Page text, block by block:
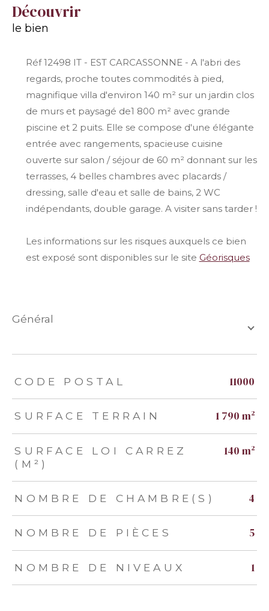
découvrir
le bien
Réf 12498 IT - EST CARCASSONNE - A l'abri des
regards, proche toutes commodités à pied,
magnifique villa d'environ 140 m² sur un jardin clos
de murs et paysagé de1 800 m² avec grande
piscine et 2 puits. Elle se compose d'une élégante
entrée avec rangements, spacieuse cuisine
ouverte sur salon / séjour de 60 m² donnant sur les
terrasses, 4 belles chambres avec placards /
dressing, salle d'eau et salle de bains, 2 WC
indépendants, double garage. A visiter sans tarder !
Les informations sur les risques auxquels ce bien
est exposé sont disponibles sur le site Géorisques
général
TRAD_ZEPHYR_Caracteristique TRAD_ZEPHYR_Valeurs
CODE POSTAL 11000
SURFACE TERRAIN 1 790 m²
SURFACE LOI CARREZ
(M²)
140 m²
NOMBRE DE CHAMBRE(S) 4
NOMBRE DE PIÈCES 5
NOMBRE DE NIVEAUX 1